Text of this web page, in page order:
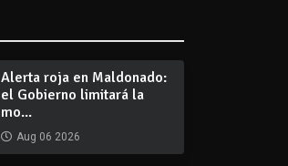
Alerta roja en Maldonado:
el Gobierno limitará la
mo...
Aug 06 2026